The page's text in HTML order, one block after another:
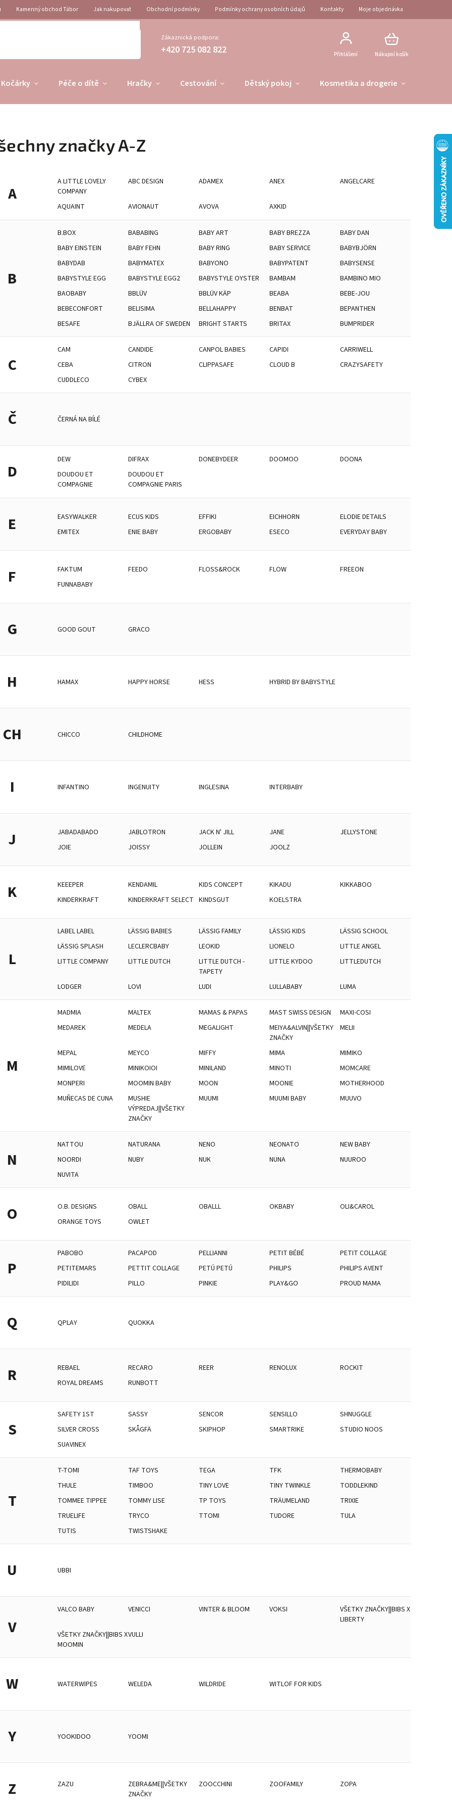
Kamenný obchod Tábor Jak nakupovat Obchodní podmínky Podmínky ochrany osobních údajů Kontakty Moje objednávka
Zákaznická podpora:
+420 725 082 822 Nákupní košík
Přihlášení
Kočárky Péče o dítě Hračky Cestování Dětský pokoj Kosmetika a drogerie
značky A-Z
A
A LITTLE LOVELY
COMPANY
ABC DESIGN ADAMEX ANEX ANGELCARE
AQUAINT AVIONAUT AVOVA AXKID
B
B.BOX BABABING BABY ART BABY BREZZA
BABY DAN
BABY EINSTEIN
BABY FEHN BABY RING BABY SERVICE
BABYBJÖRN
BABYDAB
BABYMATEX BABYONO BABYPATENT
BABYSENSE
BABYSTYLE EGG
BABYSTYLE EGG2 BABYSTYLE OYSTER BAMBAM
BAMBINO MIO
BAOBABY
BBLÜV BBLÜV KÄP BEABA
BEBE-JOU
BEBECONFORT
BELISIMA BELLAHAPPY BENBAT
BEPANTHEN
BESAFE
BJÄLLRA OF SWEDEN BRIGHT STARTS BRITAX BUMPRIDER
C
CAM CANDIDE CANPOL BABIES CAPIDI
CARRIWELL
CEBA
CITRON CLIPPASAFE CLOUD B
CRAZYSAFETY
CUDDLECO
CYBEX
Č ČERNÁ NA BÍLÉ
D
DEW DIFRAX DONEBYDEER DOOMOO
DOONA
DOUDOU ET
COMPAGNIE
DOUDOU ET
COMPAGNIE PARIS
E EASYWALKER ECUS KIDS EFFIKI EICHHORN
ELODIE DETAILS
EMITEX
ENIE BABY ERGOBABY ESECO EVERYDAY BABY
F FAKTUM FEEDO FLOSS&ROCK FLOW
FREEON
FUNNABABY
G GOOD GOUT GRACO
H HAMAX HAPPY HORSE HESS HYBRID BY BABYSTYLE
CH CHICCO CHILDHOME
I INFANTINO INGENUITY INGLESINA INTERBABY
J JABADABADO JABLOTRON JACK N' JILL JANE
JELLYSTONE
JOIE
JOISSY JOLLEIN JOOLZ
K KEEEPER KENDAMIL KIDS CONCEPT KIKADU
KIKKABOO
KINDERKRAFT
KINDERKRAFT SELECT KINDSGUT KOELSTRA
L
LABEL LABEL LÄSSIG BABIES LÄSSIG FAMILY LÄSSIG KIDS
LÄSSIG SCHOOL
LÄSSIG SPLASH
LECLERCBABY LEOKID LIONELO
LITTLE ANGEL
LITTLE COMPANY
LITTLE DUTCH
LITTLE DUTCH -
TAPETY
LITTLE KYDOO LITTLEDUTCH
LODGER LOVI LUDI LULLABABY LUMA
M
MADMIA MALTEX MAMAS & PAPAS MAST SWISS DESIGN
MAXI-COSI
MEDAREK
MEDELA MEGALIGHT
MEIYA&ALVIN||VŠETKY
ZNAČKY
MELII
MEPAL MEYCO MIFFY MIMA
MIMIKO
MIMILOVE
MINIKOIOI MINILAND MINOTI
MOMCARE
MONPERI
MOOMIN BABY MOON MOONIE
MOTHERHOOD
MUÑECAS DE CUNA
MUSHIE
VÝPREDAJ||VŠETKY
ZNAČKY
MUUMI MUUMI BABY MUUVO
N
NATTOU NATURANA NENO NEONATO
NEW BABY
NOORDI
NUBY NUK NUNA
NUUROO
NUVITA
O O.B. DESIGNS OBALL OBALLL OKBABY
OLI&CAROL
ORANGE TOYS
OWLET
P
PABOBO PACAPOD PELLIANNI PETIT BÉBÉ
PETIT COLLAGE
PETITEMARS
PETTIT COLLAGE PETÚ PETÚ PHILIPS
PHILIPS AVENT
PIDILIDI
PILLO PINKIE PLAY&GO PROUD MAMA
Q QPLAY QUOKKA
R REBAEL RECARO REER RENOLUX
ROCKIT
ROYAL DREAMS
RUNBOTT
S
SAFETY 1ST SASSY SENCOR SENSILLO
SHNUGGLE
SILVER CROSS
SKÅGFÄ SKIPHOP SMARTRIKE
STUDIO NOOS
SUAVINEX
T
T-TOMI TAF TOYS TEGA TFK
THERMOBABY
THULE
TIMBOO TINY LOVE TINY TWINKLE
TODDLEKIND
TOMMEE TIPPEE
TOMMY LISE TP TOYS TRÄUMELAND
TRIXIE
TRUELIFE
TRYCO TTOMI TUDORE
TULA
TUTIS
TWISTSHAKE
U UBBI
V
VALCO BABY VENICCI VINTER & BLOOM VOKSI
VŠETKY ZNAČKY||BIBS X
LIBERTY
VŠETKY ZNAČKY||BIBS X
MOOMIN
VULLI
W WATERWIPES WELEDA WILDRIDE WITLOF FOR KIDS
Y YOOKIDOO YOOMI
Z ZAZU
ZEBRA&ME||VŠETKY
ZNAČKY
ZOOCCHINI ZOOFAMILY ZOPA